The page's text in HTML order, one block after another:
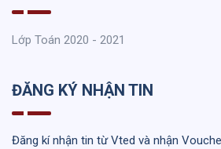
Lớp Toán 2020 - 2021
ĐĂNG KÝ NHẬN TIN
Đăng kí nhận tin từ Vted và nhận